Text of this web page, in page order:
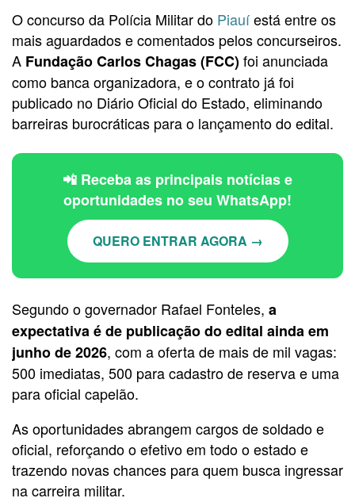
O concurso da Polícia Militar do Piauíestá entre os
mais aguardados e comentados pelos concurseiros.
A Fundação Carlos Chagas (FCC)foi anunciada
como banca organizadora, e o contrato já foi
publicado no Diário Oficial do Estado, eliminando
barreiras burocráticas para o lançamento do edital.
📲 Receba as principais notícias e
oportunidades no seu WhatsApp!
QUERO ENTRAR AGORA →
Segundo o governador Rafael Fonteles, a
expectativa é de publicação do edital ainda em
junho de 2026, com a oferta de mais de mil vagas:
500 imediatas, 500 para cadastro de reserva e uma
para oficial capelão.
As oportunidades abrangem cargos de soldado e
oficial, reforçando o efetivo em todo o estado e
trazendo novas chances para quem busca ingressar
na carreira militar.